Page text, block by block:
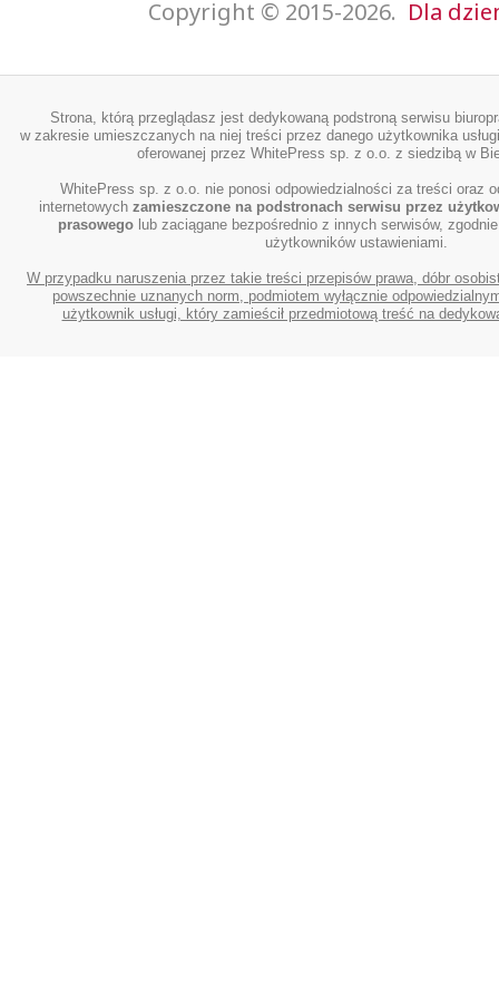
Copyright © 2015-2026. Dla
Strona, którą przeglądasz jest dedykowaną podstroną serwisu
w zakresie umieszczanych na niej treści przez danego użytkownika
oferowanej przez WhitePress sp. z o.o. z siedzibą w
WhitePress sp. z o.o. nie ponosi odpowiedzialności za treści oraz
internetowych zamieszczone na podstronach serwisu przez
prasowegolub zaciągane bezpośrednio z innych serwisów,
użytkowników ustawieniami.
W przypadku naruszenia przez takie treści przepisów prawa, dóbr
powszechnie uznanych norm, podmiotem wyłącznie
użytkownik usługi, który zamieścił przedmiotową treść na